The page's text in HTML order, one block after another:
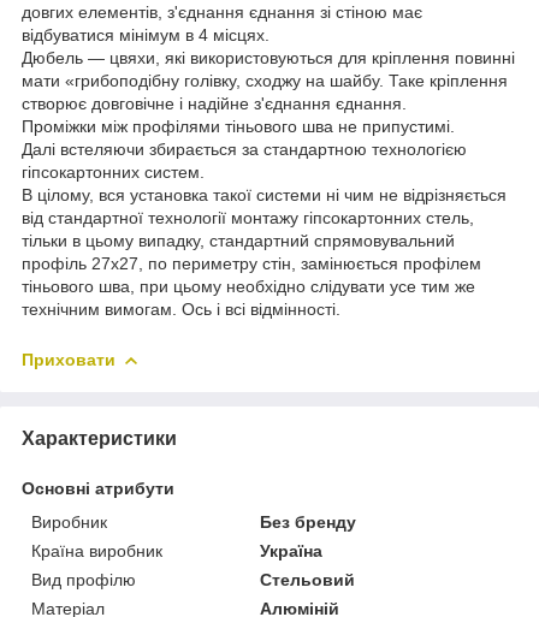
довгих елементів, з'єднання єднання зі стіною має
відбуватися мінімум в 4 місцях.
Дюбель — цвяхи, які використовуються для кріплення повинні
мати «грибоподібну голівку, сходжу на шайбу. Таке кріплення
створює довговічне і надійне з'єднання єднання.
Проміжки між профілями тіньового шва не припустимі.
Далі встеляючи збирається за стандартною технологією
гіпсокартонних систем.
В цілому, вся установка такої системи ні чим не відрізняється
від стандартної технології монтажу гіпсокартонних стель,
тільки в цьому випадку, стандартний спрямовувальний
профіль 27х27, по периметру стін, замінюється профілем
тіньового шва, при цьому необхідно слідувати усе тим же
технічним вимогам. Ось і всі відмінності.
Приховати
Характеристики
Основні атрибути
Виробник
Без бренду
Країна виробник
Україна
Вид профілю
Стельовий
Матеріал
Алюміній